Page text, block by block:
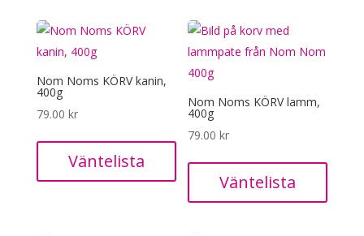
Nom Noms KÖRV kanin,
400g
79.00 kr
Väntelista
Nom Noms KÖRV lamm,
400g
79.00kr
Väntelista